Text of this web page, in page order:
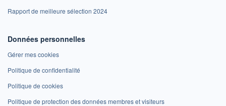
Rapport de meilleure sélection 2024
Données personnelles
Gérer mes cookies
Politique de confidentialité
Politique de cookies
Politique de protection des données membres et visiteurs